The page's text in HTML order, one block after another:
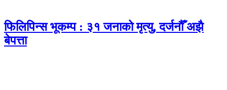
फिलिपिन्स भूकम्प : ३१ जनाको मृत्यु, दर्जनौँ अझै
बेपत्ता